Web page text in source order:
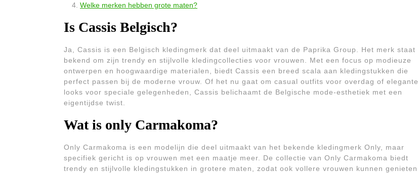
Welke merken hebben grote maten?
Is Cassis Belgisch?
Ja, Cassis is een Belgisch kledingmerk dat deel uitmaakt van de Paprika Group. Het merk staat
bekend om zijn trendy en stijlvolle kledingcollecties voor vrouwen. Met een focus op modieuze
ontwerpen en hoogwaardige materialen, biedt Cassis een breed scala aan kledingstukken die
perfect passen bij de moderne vrouw. Of het nu gaat om casual outfits voor overdag of elegante
looks voor speciale gelegenheden, Cassis belichaamt de Belgische mode-esthetiek met een
eigentijdse twist.
Wat is only Carmakoma?
Only Carmakoma is een modelijn die deel uitmaakt van het bekende kledingmerk Only, maar
specifiek gericht is op vrouwen met een maatje meer. De collectie van Only Carmakoma biedt
trendy en stijlvolle kledingstukken in grotere maten, zodat ook vollere vrouwen kunnen genieten